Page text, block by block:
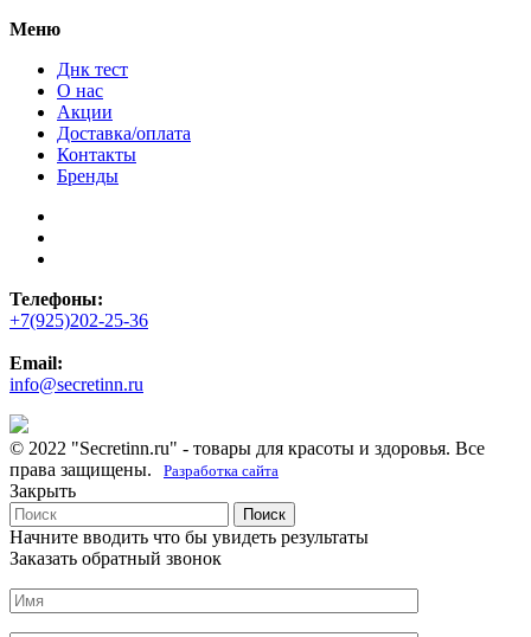
Меню
Днк тест
О нас
Акции
Доставка/оплата
Контакты
Бренды
Телефоны:
+7(925)202-25-36
Email:
info@secretinn.ru
© 2022 "Secretinn.ru" - товары для красоты и здоровья. Все
права защищены.
Разработка сайта
Закрыть
Поиск
Начните вводить что бы увидеть результаты
Заказать обратный звонок